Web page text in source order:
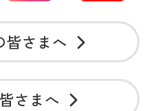
皆さまへ
さまへ